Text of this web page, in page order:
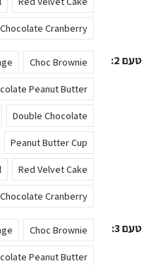
Cranberry
טעם 2 Choc Brownie
Peanut Butter
Double Chocolate
Peanut Butter Cup
Red Velvet Cake
Cranberry
טעם 3 Choc Brownie
Peanut Butter